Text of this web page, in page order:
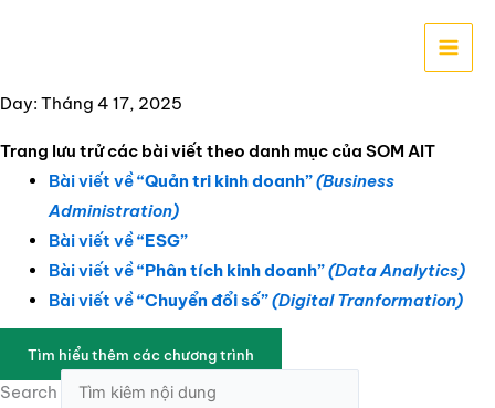
dung
Day: Tháng 4 17, 2025
Trang lưu trử các bài viết theo danh mục của SOM AIT
Bài viết về“Quản tri kinh doanh”(Business
Administration)
Bài viết về“ESG”
Bài viết về“Phân tích kinh doanh”(Data Analytics)
Bài viết về“Chuyển đổi số”(Digital Tranformation)
Tìm hiểu thêm các chương trình
Search